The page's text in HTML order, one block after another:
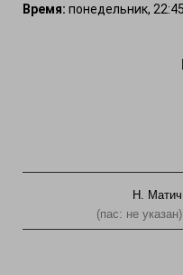
Время: понедельник, 22:45
Н. Матич
(пас: не указан)